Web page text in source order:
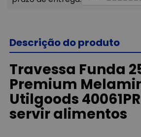
Descrição do produto
Travessa Funda
Premium
Utilgoods
servir alimentos